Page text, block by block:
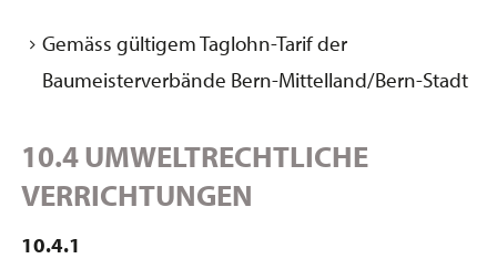
Gemäss gültigem Taglohn-Tarif der
Baumeisterverbände Bern-Mittelland/Bern-Stadt
10.4 UMWELTRECHTLICHE
VERRICHTUNGEN
10.4.1